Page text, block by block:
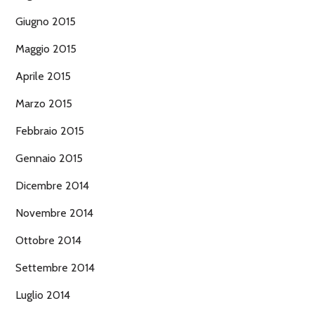
Giugno 2015
Maggio 2015
Aprile 2015
Marzo 2015
Febbraio 2015
Gennaio 2015
Dicembre 2014
Novembre 2014
Ottobre 2014
Settembre 2014
Luglio 2014